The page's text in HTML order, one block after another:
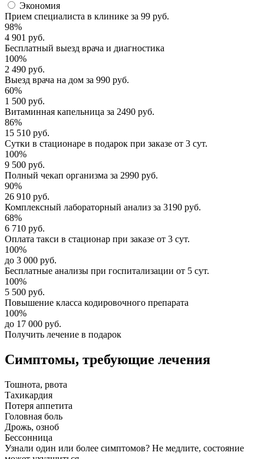
Экономия
Прием специалиста в клинике за 99 руб.
98%
4 901 руб.
Бесплатный выезд врача и диагностика
100%
2 490 руб.
Выезд врача на дом за 990 руб.
60%
1 500 руб.
Витаминная капельница за 2490 руб.
86%
15 510 руб.
Сутки в стационаре в подарок при заказе от 3 сут.
100%
9 500 руб.
Полный чекап организма за 2990 руб.
90%
26 910 руб.
Комплексный лабораторный анализ за 3190 руб.
68%
6 710 руб.
Оплата такси в стационар при заказе от 3 сут.
100%
до 3 000 руб.
Бесплатные анализы при госпитализации от 5 сут.
100%
5 500 руб.
Повышение класса кодировочного препарата
100%
до 17 000 руб.
Получить лечение в подарок
Симптомы, требующие лечения
Тошнота, рвота
Тахикардия
Потеря аппетита
Головная боль
Дрожь, озноб
Бессонница
Узнали один или более симптомов? Не медлите, состояние